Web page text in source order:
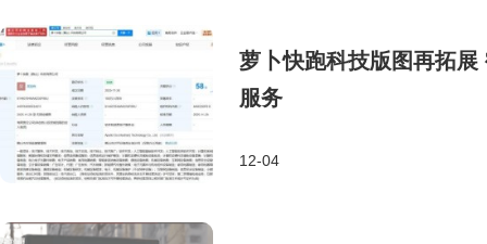
萝卜快跑科技版图再拓
服务
12-04